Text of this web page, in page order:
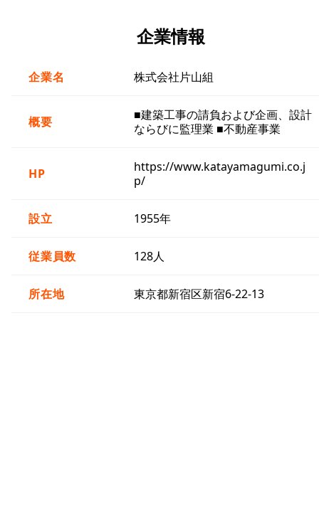
企業情報
企業名 株式会社片山組
概要
■建築工事の請負および企画、設計
ならびに監理業 ■不動産事業
HP
https://www.katayamagumi.co.j
p/
設立 1955年
従業員数 128人
所在地 東京都新宿区新宿6-22-13